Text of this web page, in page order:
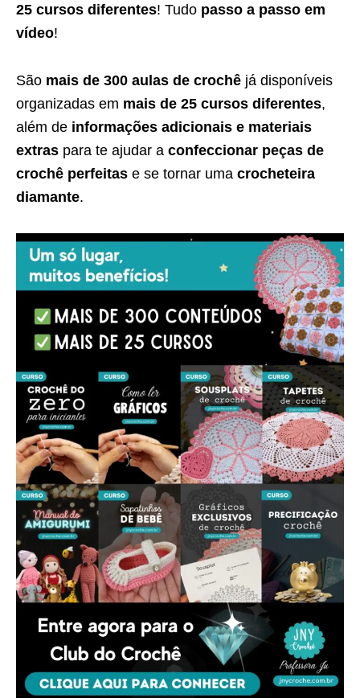
25 cursos diferentes! Tudo passo a passo em
vídeo!
São mais de 300 aulas de crochê já disponíveis
organizadas em mais de 25 cursos diferentes,
além de informações adicionais e materiais
extras para te ajudar a confeccionar peças de
crochê perfeitas e se tornar uma crocheteira
diamante.